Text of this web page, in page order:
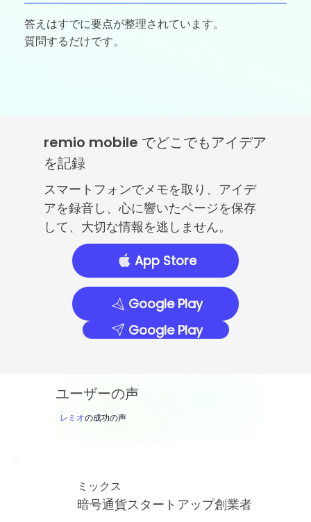
remio mobile でどこでもアイデア
を記録
スマートフォンでメモを取り、アイデ
アを録音し、心に響いたページを保存
して、大切な情報を逃しません。
App Store
Google Play
Google Play
答えはすでに要点が整理されています。
質問するだけです。
ユーザーの声
レミオの成功の声
ミックス
暗号通貨スタートアップ創業者